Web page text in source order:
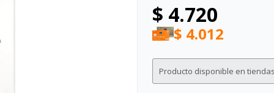
$ 4.720
$ 4.012
Producto disponible en